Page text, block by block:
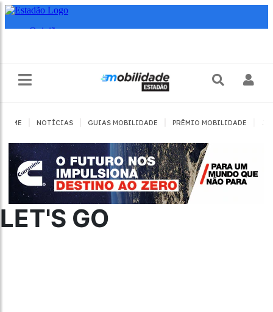
HOME NOTÍCIAS GUIAS MOBILIDADE PRÊMIO MOBILIDADE
LET'S GO